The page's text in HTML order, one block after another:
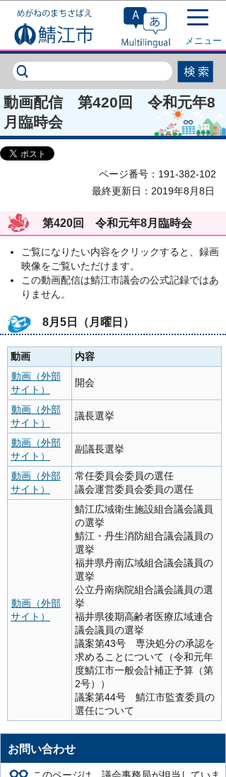
このページの本文へ移動
メニュー
動画配信 第420回 令和元年8
月臨時会
ページ番号：191-382-102
最終更新日：2019年8月8日
第420回 令和元年8月臨時会
ご覧になりたい内容をクリックすると、録画
映像をご覧いただけます。
この動画配信は鯖江市議会の公式記録ではあ
りません。
8月5日（月曜日）
動画
内容
動画（外部
サイト）
開会
動画（外部
サイト）
議長選挙
動画（外部
サイト）
副議長選挙
動画（外部
サイト）
常任委員会委員の選任
議会運営委員会委員の選任
動画（外部
サイト）
鯖江広域衛生施設組合議会議員
の選挙
鯖江・丹生消防組合議会議員の
選挙
福井県丹南広域組合議会議員の
選挙
公立丹南病院組合議会議員の選
挙
福井県後期高齢者医療広域連合
議会議員の選挙
議案第43号 専決処分の承認を
求めることについて（令和元年
度鯖江市一般会計補正予算（第
2号））
議案第44号 鯖江市監査委員の
選任について
お問い合わせ